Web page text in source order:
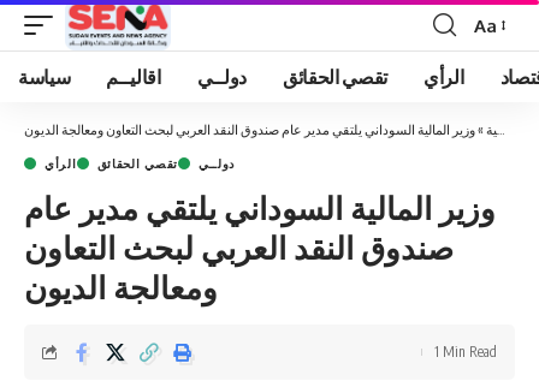
Font
Resizer
Aa
سياسة اقاليــم دولــي تقصي الحقائق الرأي
»وزير المالية السوداني يلتقي مدير عام صندوق النقد العربي لبحث التعاون ومعالجة الديون
الرأي تقصي الحقائق دولــي
وزير المالية السوداني يلتقي مدير عام
صندوق النقد العربي لبحث التعاون
ومعالجة الديون
1 Min Read